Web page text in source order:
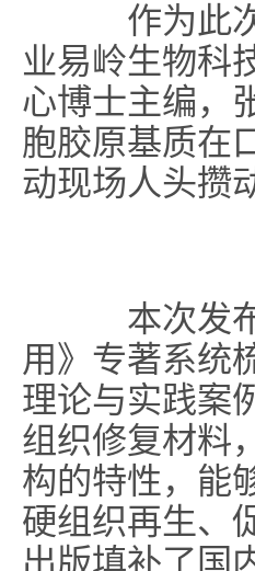
作为此次
业易岭生物科
心博士主编，
胞胶原基质在
动现场人头攒
本次发布
用》专著系统
理论与实践案
组织修复材料
构的特性，能
硬组织再生、
出版填补了国